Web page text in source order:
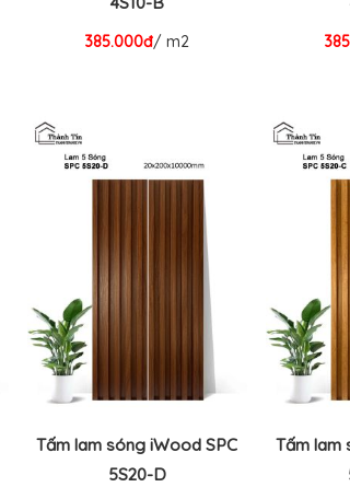
385.000đ/ m2
Tấm lam sóng iWood SPC
5S20-D
Tấm lam